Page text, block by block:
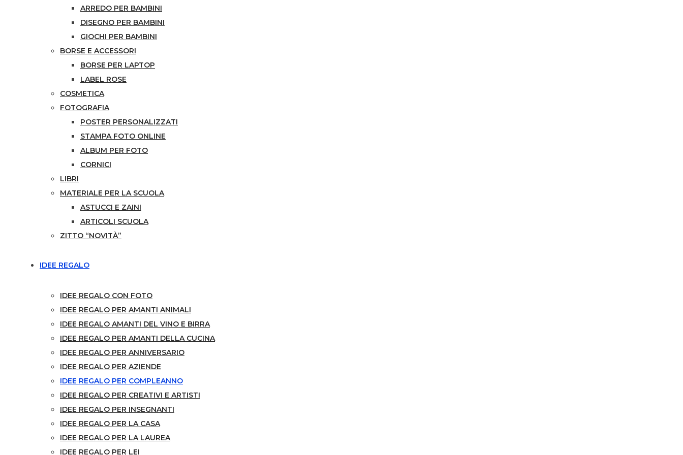
ARREDO PER BAMBINI
DISEGNO PER BAMBINI
GIOCHI PER BAMBINI
BORSE E ACCESSORI
BORSE PER LAPTOP
LABEL ROSE
COSMETICA
FOTOGRAFIA
POSTER PERSONALIZZATI
STAMPA FOTO ONLINE
ALBUM PER FOTO
CORNICI
LIBRI
MATERIALE PER LA SCUOLA
ASTUCCI E ZAINI
ARTICOLI SCUOLA
ZITTO “NOVITÀ”
IDEE REGALO
IDEE REGALO CON FOTO
IDEE REGALO PER AMANTI ANIMALI
IDEE REGALO AMANTI DEL VINO E BIRRA
IDEE REGALO PER AMANTI DELLA CUCINA
IDEE REGALO PER ANNIVERSARIO
IDEE REGALO PER AZIENDE
IDEE REGALO PER COMPLEANNO
IDEE REGALO PER CREATIVI E ARTISTI
IDEE REGALO PER INSEGNANTI
IDEE REGALO PER LA CASA
IDEE REGALO PER LA LAUREA
IDEE REGALO PER LEI